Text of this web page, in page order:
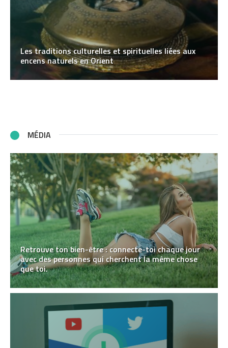
Les traditions culturelles et spirituelles liées aux
encens naturels en Orient
MÉDIA
Retrouve ton bien-être : connecte-toi chaque jour
avec des personnes qui cherchent la même chose
que toi.